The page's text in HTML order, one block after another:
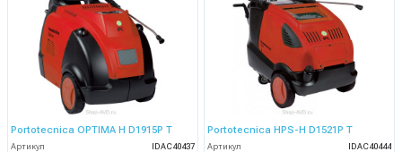
Portotecnica OPTIMA H D1915P T
Артикул
IDAC40437
Portotecnica HPS-H D1521P T
Артикул
IDAC40444